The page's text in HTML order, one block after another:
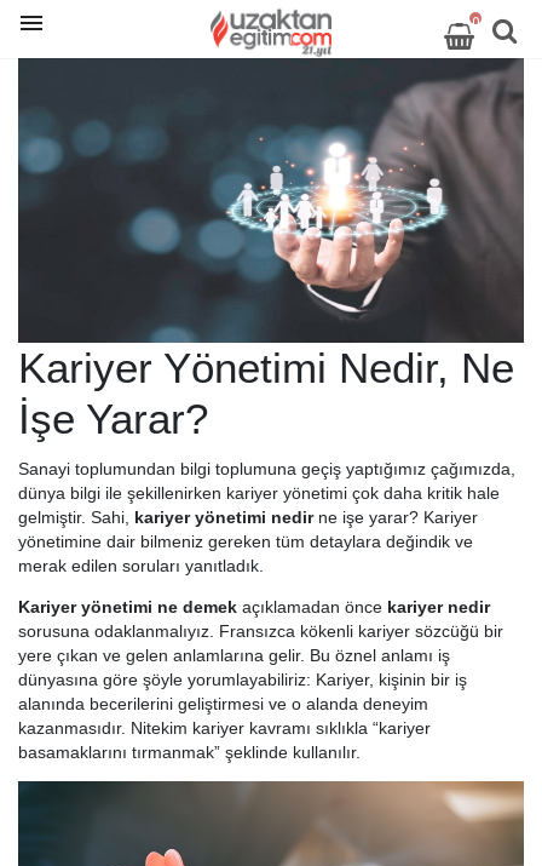
0
Kariyer Yönetimi Nedir, Ne
İşe Yarar?
Sanayi toplumundan bilgi toplumuna geçiş yaptığımız çağımızda,
dünya bilgi ile şekillenirken kariyer yönetimi çok daha kritik hale
gelmiştir. Sahi, kariyer yönetimi nedirne işe yarar? Kariyer
yönetimine dair bilmeniz gereken tüm detaylara değindik ve
merak edilen soruları yanıtladık.
Kariyer yönetimi ne demek açıklamadan önce kariyer nedir
sorusuna odaklanmalıyız. Fransızca kökenli kariyer sözcüğü bir
yere çıkan ve gelen anlamlarına gelir. Bu öznel anlamı iş
dünyasına göre şöyle yorumlayabiliriz: Kariyer, kişinin bir iş
alanında becerilerini geliştirmesi ve o alanda deneyim
kazanmasıdır. Nitekim kariyer kavramı sıklıkla “kariyer
basamaklarını tırmanmak” şeklinde kullanılır.